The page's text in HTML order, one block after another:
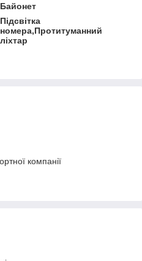
Байонет
Підсвітка
номера,Протитуманний
ліхтар
компанії